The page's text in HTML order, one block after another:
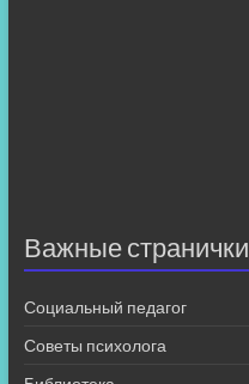
Важные странички
Социальный педагог
Советы психолога